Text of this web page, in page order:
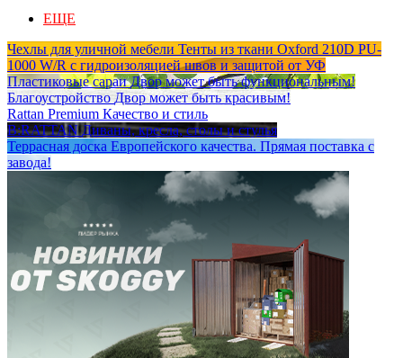
ЕЩЕ
Чехлы для уличной мебели Тенты из ткани Oxford 210D PU-
1000 W/R с гидроизоляцией швов и защитой от УФ
Пластиковые сараи Двор может быть функциональным!
Благоустройство Двор может быть красивым!
Rattan Premium Качество и стиль
B:RATTAN Диваны, кресла, столы и стулья
Террасная доска Европейского качества. Прямая поставка с
завода!